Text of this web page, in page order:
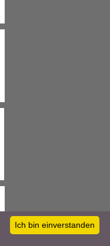
Ich bin einverstanden